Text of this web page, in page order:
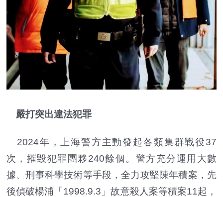
嚴打突出違法犯罪
2024年，上海警方主動發起各類集群戰役37
次，摧毀犯罪團夥240餘個。警方充分運用大數
據、刑事科學技術等手段，全力攻堅陳年積案，先
後偵破楊浦「1998.9.3」故意殺人案等積案11起，